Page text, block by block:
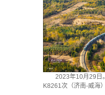
2023年10月29日
K8261次（济南-威海